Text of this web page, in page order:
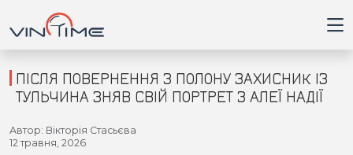
Головна
ПІСЛЯ ПОВЕРНЕННЯ З ПОЛОНУ ЗАХИСНИК ІЗ
ТУЛЬЧИНА ЗНЯВ СВІЙ ПОРТРЕТ З АЛЕЇ НАДІЇ
Автор: Вікторія Стасьєва
12 травня, 2026